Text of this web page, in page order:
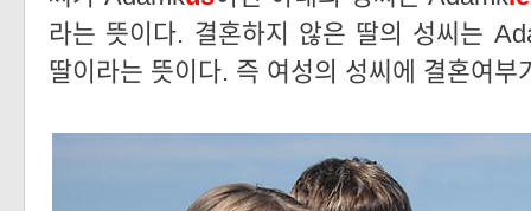
라는 뜻이다. 결혼하지 않은 딸의 성씨는
딸이라는 뜻이다. 즉 여성의 성씨에 결혼여